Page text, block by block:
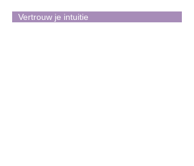
Vertrouw je intuitie